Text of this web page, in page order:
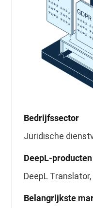
Bedrijfssector
Juridische
DeepL-producten
DeepL
Belangrijkste